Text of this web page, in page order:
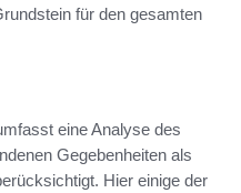
für den gesamten
eine Analyse des
Gegebenheiten als
Hier einige der